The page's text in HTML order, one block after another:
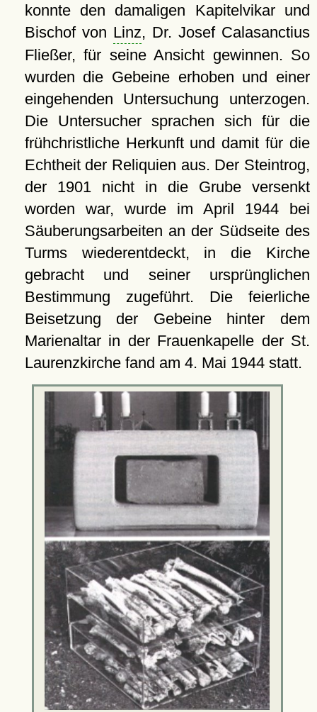
konnte den damaligen Kapitelvikar und
Bischof von Linz, Dr. Josef Calasanctius
Fließer, für seine Ansicht gewinnen. So
wurden die Gebeine erhoben und einer
eingehenden Untersuchung unterzogen.
Die Untersucher sprachen sich für die
frühchristliche Herkunft und damit für die
Echtheit der Reliquien aus. Der Steintrog,
der 1901 nicht in die Grube versenkt
worden war, wurde im April 1944 bei
Säuberungsarbeiten an der Südseite des
Turms wiederentdeckt, in die Kirche
gebracht und seiner ursprünglichen
Bestimmung zugeführt. Die feierliche
Beisetzung der Gebeine hinter dem
Marienaltar in der Frauenkapelle der St.
Laurenzkirche fand am 4. Mai 1944 statt.